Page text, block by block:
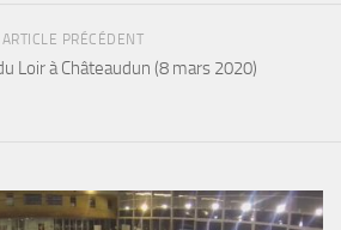
Sub
ARTICLE PRÉCÉDENT
Loir à Châteaudun (8 mars 2020)